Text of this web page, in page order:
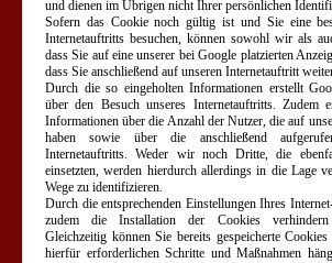
und dienen im Übrigen nicht Ihrer persönlichen
Sofern das Cookie noch gültig ist und Sie eine
Internetauftritts besuchen, können sowohl wir als
dass Sie auf eine unserer bei Google platzierten
dass Sie anschließend auf unseren Internetauftritt
Durch die so eingeholten Informationen erstellt
über den Besuch unseres Internetauftritts. Zudem
Informationen über die Anzahl der Nutzer, die auf
haben sowie über die anschließend
Internetauftritts. Weder wir noch Dritte, die
einsetzten, werden hierdurch allerdings in die Lage
Wege zu identifizieren.
Durch die entsprechenden Einstellungen Ihres
zudem die Installation der Cookies verhindern
Gleichzeitig können Sie bereits gespeicherte
hierfür erforderlichen Schritte und Maßnahmen